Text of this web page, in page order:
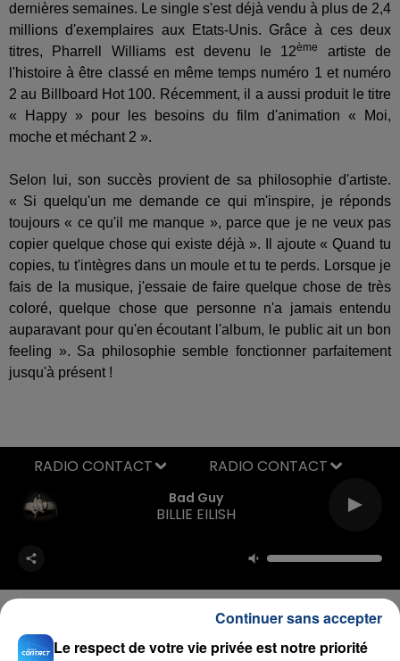
dernières semaines. Le single s'est déjà vendu à plus de 2,4
millions d'exemplaires aux Etats-Unis. Grâce à ces deux
titres, Pharrell Williams est devenu le 12ème
artiste de
l'histoire à être classé en même temps numéro 1 et numéro
2 au Billboard Hot 100. Récemment, il a aussi produit le titre
« Happy » pour les besoins du film d'animation « Moi,
moche et méchant 2 ».
Selon lui, son succès provient de sa philosophie d'artiste.
« Si quelqu'un me demande ce qui m'inspire, je réponds
toujours « ce qu'il me manque », parce que je ne veux pas
copier quelque chose qui existe déjà ». Il ajoute « Quand tu
copies, tu t'intègres dans un moule et tu te perds. Lorsque je
fais de la musique, j'essaie de faire quelque chose de très
coloré, quelque chose que personne n'a jamais entendu
auparavant pour qu'en écoutant l'album, le public ait un bon
feeling ». Sa philosophie semble fonctionner parfaitement
jusqu'à présent !
Bad Guy
BILLIE EILISH
RADIO CONTACT
Le respect de votre vie privée est notre priorité
Continuer sans accepter